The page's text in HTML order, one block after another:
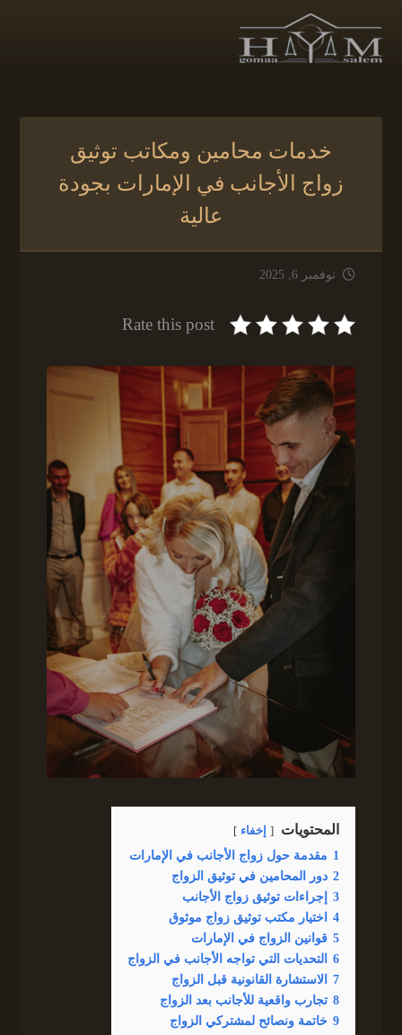
خدمات محامين ومكاتب توثيق
زواج الأجانب في الإمارات بجودة
عالية
نوفمبر 6, 2025
Rate this post
المحتويات إخفاء
1 مقدمة حول زواج الأجانب في الإمارات
2 دور المحامين في توثيق الزواج
3 إجراءات توثيق زواج الأجانب
4 اختيار مكتب توثيق زواج موثوق
5 قوانين الزواج في الإمارات
6 التحديات التي تواجه الأجانب في الزواج
7 الاستشارة القانونية قبل الزواج
8 تجارب واقعية للأجانب بعد الزواج
9 خاتمة ونصائح لمشتركي الزواج